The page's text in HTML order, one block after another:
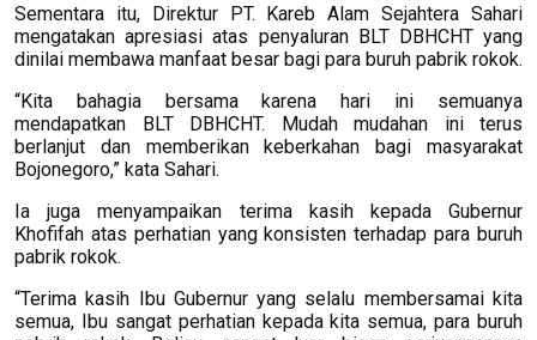
Sementara itu, Direktur PT. Kareb Alam Sejahtera Sahari
mengatakan apresiasi atas penyaluran BLT DBHCHT yang
dinilai membawa manfaat besar bagi para buruh pabrik rokok.
“Kita bahagia bersama karena hari ini semuanya
mendapatkan BLT DBHCHT. Mudah mudahan ini terus
berlanjut dan memberikan keberkahan bagi masyarakat
Bojonegoro,” kata Sahari.
Ia juga menyampaikan terima kasih kepada Gubernur
Khofifah atas perhatian yang konsisten terhadap para buruh
pabrik rokok.
“Terima kasih Ibu Gubernur yang selalu membersamai kita
semua, Ibu sangat perhatian kepada kita semua, para buruh